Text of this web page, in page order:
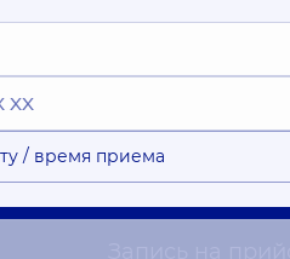
/ время приема